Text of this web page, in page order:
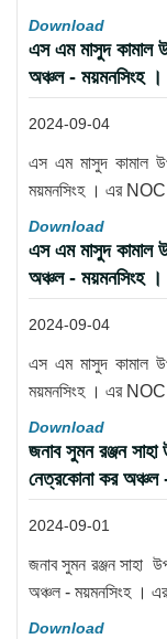
Download
এস এম মাসুদ কামাল
অঞ্চল - ময়মনসিংহ
2024-09-04
এস এম মাসুদ কামাল
ময়মনসিংহ । এর NOC
Download
এস এম মাসুদ কামাল
অঞ্চল - ময়মনসিংহ
2024-09-04
এস এম মাসুদ কামাল
ময়মনসিংহ । এর NOC
Download
জনাব সুমন রঞ্জন
নেত্রকোনা কর
2024-09-01
জনাব সুমন রঞ্জন সাহা
অঞ্চল - ময়মনসিংহ ।
Download